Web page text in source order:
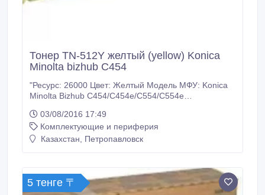
Тонер TN-512Y желтый (yellow) Konica
Minolta bizhub C454
"Ресурс: 26000 Цвет: Желтый Модель МФУ: Konica
Minolta Bizhub C454/C454e/C554/C554e
Оригинал Вес в 1 тубе (гр.): 527 У нас: Только
оригинальные расходные материалы. 100%
гарантия качества товара. Заходите на наш сайт
03/08/2016 17:49
Комплектующие и периферия
Казахстан, Петропавловск
5 тенге 〒